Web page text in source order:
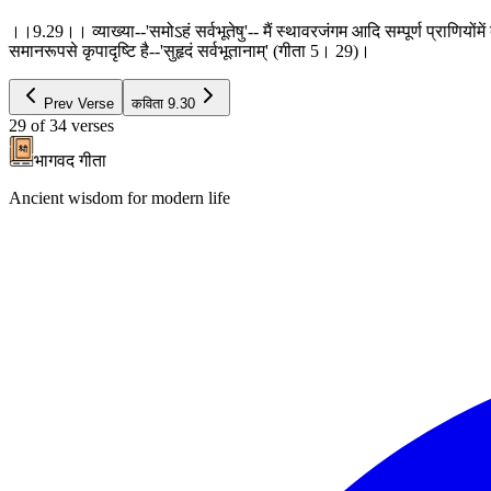
।।9.29।। व्याख्या--'समोऽहं सर्वभूतेषु'-- मैं स्थावरजंगम आदि सम्पूर्ण
समानरूपसे कृपादृष्टि है--'सुहृदं सर्वभूतानाम्' (गीता 5। 29)।
Prev Verse कविता 9.30
29 of 34 verses
भागवद गीता
Ancient wisdom for modern life